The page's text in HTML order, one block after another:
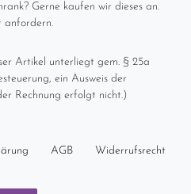
Gerne kaufen wir dieses an.
anfordern.
Artikel unterliegt gem. § 25a
ein Ausweis der
Rechnung erfolgt nicht.)
AGB Widerrufs­recht